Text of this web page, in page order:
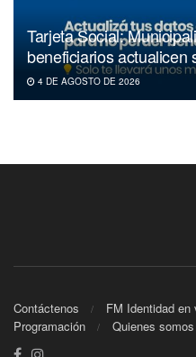
Tarjeta Social:
beneficiarios actualicen
4 DE AGOSTO DE 2026
Contáctenos FM Identidad en
Programación
Quienes somos